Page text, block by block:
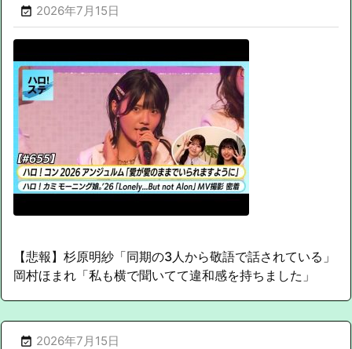
 2026年7月15日
【悲報】杉原明紗「同期の3人から敬語で話されている」
岡村ほまれ「私も横で聞いてて違和感を持ちました」
 2026年7月15日